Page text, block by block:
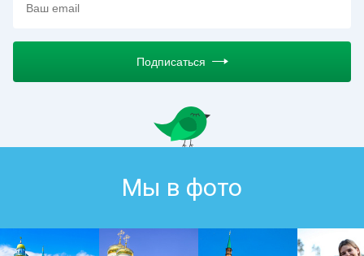
Подписаться
Мы в фото